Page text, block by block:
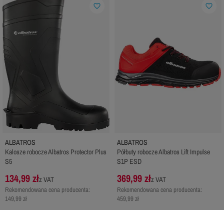
ALBATROS
Kalosze robocze Albatros Protector Plus
S5
134,99 złz VAT
Rekomendowana cena producenta:
149,99 zł
favorite_border
ALBATROS
Półbuty robocze Albatros Lift Impulse
S1P ESD
369,99 złz VAT
Rekomendowana cena producenta:
459,99 zł
favorite_border